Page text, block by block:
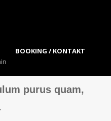
BOOKING / KONTAKT
purus quam,